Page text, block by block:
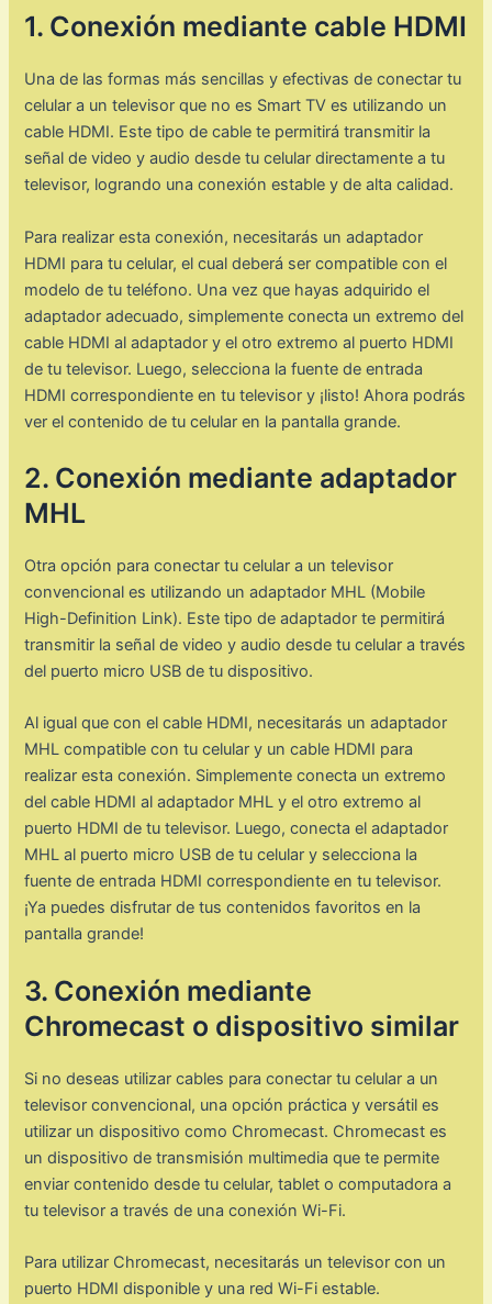
1. Conexión mediante cable HDMI
Una de las formas más sencillas y efectivas de conectar tu
celular a un televisor que no es Smart TV es utilizando un
cable HDMI. Este tipo de cable te permitirá transmitir la
señal de video y audio desde tu celular directamente a tu
televisor, logrando una conexión estable y de alta calidad.
Para realizar esta conexión, necesitarás un adaptador
HDMI para tu celular, el cual deberá ser compatible con el
modelo de tu teléfono. Una vez que hayas adquirido el
adaptador adecuado, simplemente conecta un extremo del
cable HDMI al adaptador y el otro extremo al puerto HDMI
de tu televisor. Luego, selecciona la fuente de entrada
HDMI correspondiente en tu televisor y ¡listo! Ahora podrás
ver el contenido de tu celular en la pantalla grande.
2. Conexión mediante adaptador
MHL
Otra opción para conectar tu celular a un televisor
convencional es utilizando un adaptador MHL (Mobile
High-Definition Link). Este tipo de adaptador te permitirá
transmitir la señal de video y audio desde tu celular a través
del puerto micro USB de tu dispositivo.
Al igual que con el cable HDMI, necesitarás un adaptador
MHL compatible con tu celular y un cable HDMI para
realizar esta conexión. Simplemente conecta un extremo
del cable HDMI al adaptador MHL y el otro extremo al
puerto HDMI de tu televisor. Luego, conecta el adaptador
MHL al puerto micro USB de tu celular y selecciona la
fuente de entrada HDMI correspondiente en tu televisor.
¡Ya puedes disfrutar de tus contenidos favoritos en la
pantalla grande!
3. Conexión mediante
Chromecast o dispositivo similar
Si no deseas utilizar cables para conectar tu celular a un
televisor convencional, una opción práctica y versátil es
utilizar un dispositivo como Chromecast. Chromecast es
un dispositivo de transmisión multimedia que te permite
enviar contenido desde tu celular, tablet o computadora a
tu televisor a través de una conexión Wi-Fi.
Para utilizar Chromecast, necesitarás un televisor con un
puerto HDMI disponible y una red Wi-Fi estable.